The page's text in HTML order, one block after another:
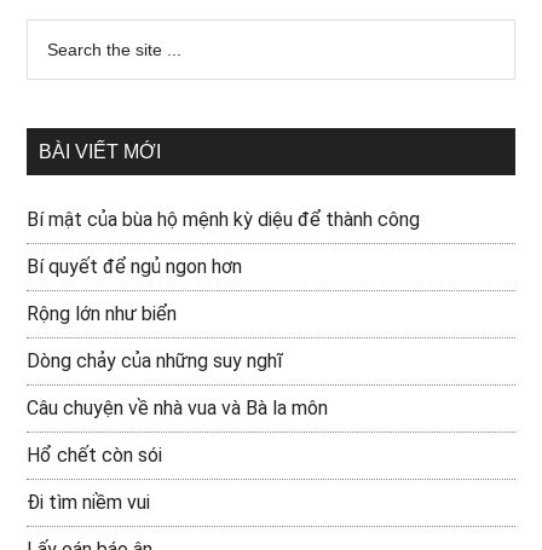
BÀI VIẾT MỚI
Bí mật của bùa hộ mệnh kỳ diệu để thành công
Bí quyết để ngủ ngon hơn
Rộng lớn như biển
Dòng chảy của những suy nghĩ
Câu chuyện về nhà vua và Bà la môn
Hổ chết còn sói
Đi tìm niềm vui